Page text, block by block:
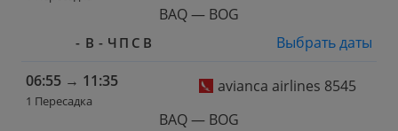
BAQ — BOG
- В - Ч П С В
Выбрать даты
06:55 → 11:35
1 Пересадка
avianca airlines 8545
BAQ — BOG